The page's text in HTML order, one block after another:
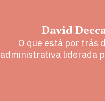
David
O que está por trás
administrativa liderada